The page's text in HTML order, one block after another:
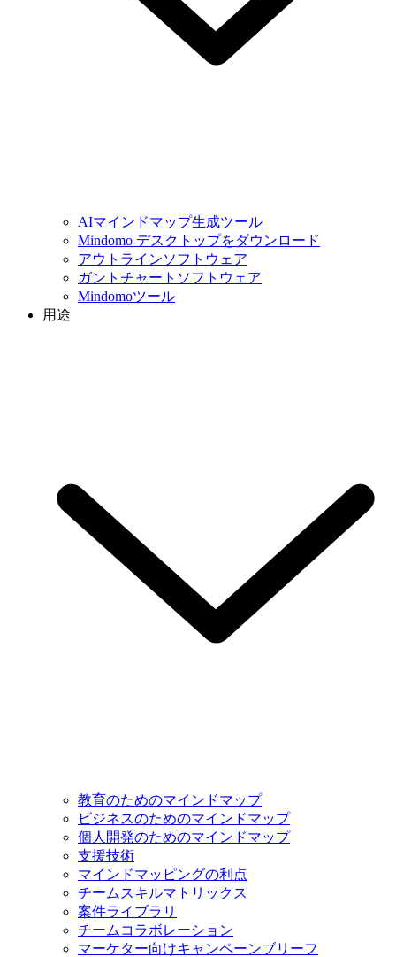
AIマインドマップ生成ツール
Mindomo デスクトップをダウンロード
アウトラインソフトウェア
ガントチャートソフトウェア
Mindomoツール
用途
教育のためのマインドマップ
ビジネスのためのマインドマップ
個人開発のためのマインドマップ
支援技術
マインドマッピングの利点
チームスキルマトリックス
案件ライブラリ
チームコラボレーション
マーケター向けキャンペーンブリーフ